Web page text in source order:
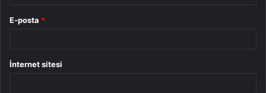
E-posta *
İnternet sitesi